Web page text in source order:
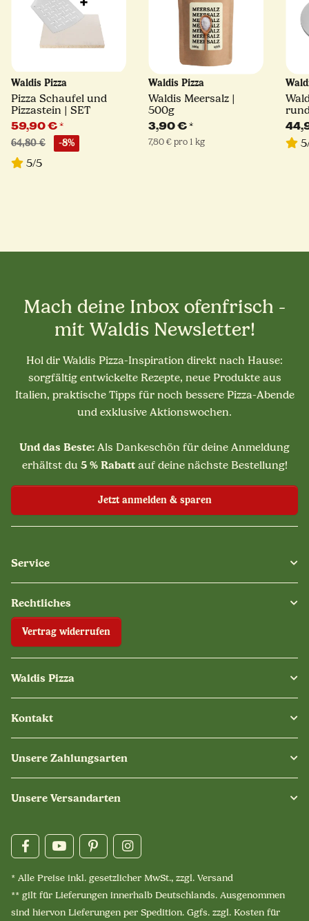
Waldis Pizza
Pizza Schaufel und
Pizzastein | SET
59,90 €*
64,80 € -8%
5/5
Waldis Pizza
Waldis Meersalz |
500g
3,90 €*
7,80 € pro 1 kg
Mach deine Inbox ofenfrisch -
mit Waldis Newsletter!
Hol dir Waldis Pizza-Inspiration direkt nach Hause:
sorgfältig entwickelte Rezepte, neue Produkte aus
Italien, praktische Tipps für noch bessere Pizza-Abende
und exklusive Aktionswochen.
Und das Beste: Als Dankeschön für deine Anmeldung
erhältst du 5 % Rabattauf deine nächste Bestellung!
Jetzt anmelden & sparen
Service
Rechtliches
Vertrag widerrufen
Waldis Pizza
Kontakt
Unsere Zahlungsarten
Unsere Versandarten
* Alle Preise inkl. gesetzlicher MwSt., zzgl. Versand
** gilt für Lieferungen innerhalb Deutschlands. Ausgenommen
sind hiervon Lieferungen per Spedition. Ggfs. zzgl. Kosten für